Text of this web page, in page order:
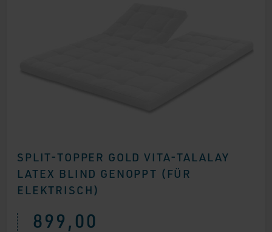
SPLIT-TOPPER GOLD VITA-TALALAY
LATEX BLIND GENOPPT (FÜR
ELEKTRISCH)
899,00